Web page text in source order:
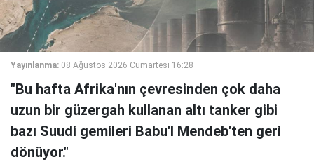
Yayınlanma: 08 Ağustos 2026 Cumartesi 16:28
"Bu hafta Afrika'nın çevresinden çok daha
uzun bir güzergah kullanan altı tanker gibi
bazı Suudi gemileri Babu'l Mendeb'ten geri
dönüyor."